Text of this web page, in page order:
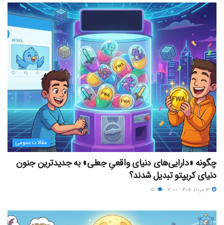
مقالات عمومی
چگونه «دارایی‌های دنیای واقعیِ جعلی» به جدیدترین جنون
دنیای کریپتو تبدیل شدند؟